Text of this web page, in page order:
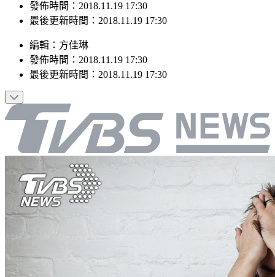
編輯：方佳琳
發佈時間：2018.11.19 17:30
編輯：方佳琳
發佈時間：2018.11.19 17:30